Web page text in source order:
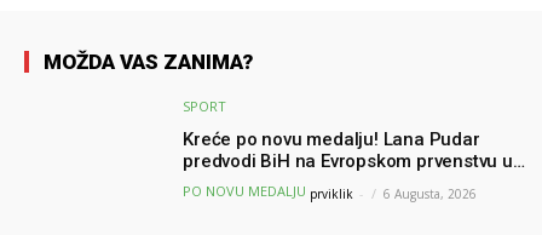
MOŽDA VAS ZANIMA?
SPORT
Kreće po novu medalju! Lana Pudar
predvodi BiH na Evropskom prvenstvu u
Parizu
PO NOVU MEDALJU prviklik - 6 Augusta, 2026